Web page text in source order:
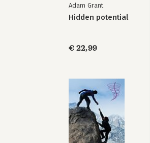
Adam Grant
Hidden potential
€ 22,99